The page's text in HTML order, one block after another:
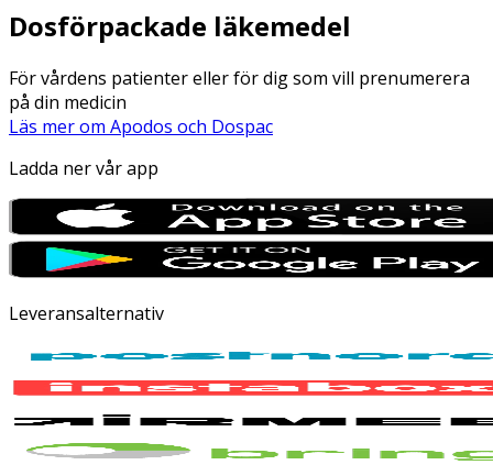
Dosförpackade läkemedel
För vårdens patienter eller för dig som vill prenumerera
på din medicin
Läs mer om Apodos och Dospac
Ladda ner vår app
Leveransalternativ